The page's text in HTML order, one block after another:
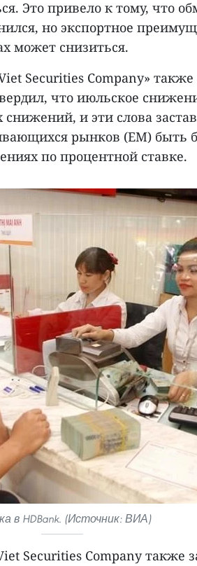
Это привело к тому, что
но экспортное
может снизиться.
Securities Company» также
что июльское
и эти слова
рынков (EM) быть
по процентной ставке.
в HDBank. (Источник: ВИА)
Securities Company также